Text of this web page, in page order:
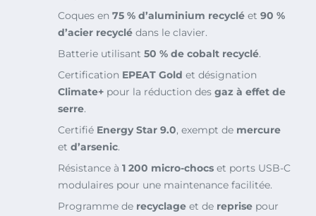
Coques en 75 % d’aluminium recyclé et 90 %
d’acier recyclé dans le clavier.
Batterie utilisant 50 % de cobalt recyclé.
Certification EPEAT Gold et désignation
Climate+ pour la réduction des gaz à effet de
serre.
Certifié Energy Star 9.0, exempt de mercure
et d’arsenic.
Résistance à 1 200 micro-chocs et ports USB-C
modulaires pour une maintenance facilitée.
Programme de recyclage et de reprise pour